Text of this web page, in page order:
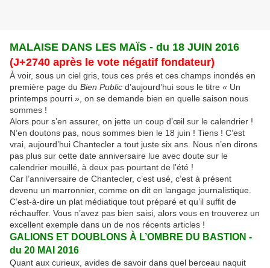
MALAISE DANS LES MAÏS - du 18 JUIN 2016
(J+2740 après le vote négatif fondateur)
À voir, sous un ciel gris, tous ces prés et ces champs inondés en
première page du Bien Public d’aujourd’hui sous le titre « Un
printemps pourri », on se demande bien en quelle saison nous
sommes !
Alors pour s’en assurer, on jette un coup d’œil sur le calendrier !
N’en doutons pas, nous sommes bien le 18 juin ! Tiens ! C’est
vrai, aujourd’hui Chantecler a tout juste six ans. Nous n’en dirons
pas plus sur cette date anniversaire lue avec doute sur le
calendrier mouillé, à deux pas pourtant de l’été !
Car l’anniversaire de Chantecler, c’est usé, c’est à présent
devenu un marronnier, comme on dit en langage journalistique.
C’est-à-dire un plat médiatique tout préparé et qu’il suffit de
réchauffer. Vous n’avez pas bien saisi, alors vous en trouverez un
excellent exemple dans un de nos récents articles !
GALIONS ET DOUBLONS À L’OMBRE DU BASTION -
du 20 MAI 2016
Quant aux curieux, avides de savoir dans quel berceau naquit